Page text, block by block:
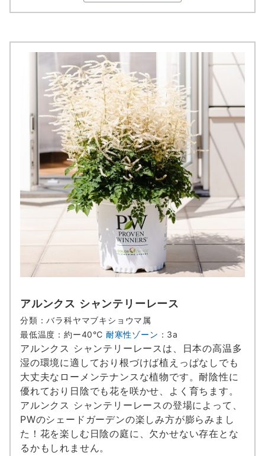
アルンクス シャンテリーレース
分類：バラ科ヤマブキショウマ属
最低温度：約ー40℃ 耐寒性ゾーン ：3a
アルンクス シャンテリーレースは、日本の高温多
湿の環境に適しており根づけば植えっぱなしでも
大丈夫なローメンテナンスな植物です。耐陰性に
優れており日陰でも花を咲かせ、よく育ちます。
アルンクス シャンテリーレースの登場によって、
PWのシェードガーデンの楽しみ方が膨らみまし
た！花を楽しむ日陰の庭に、欠かせない存在とな
るかもしれません。